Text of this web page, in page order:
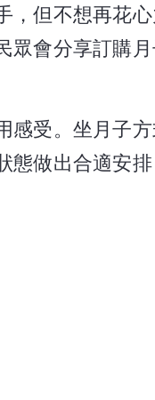
，但不想再花
眾會分享訂購
感受。坐月子
態做出合適安